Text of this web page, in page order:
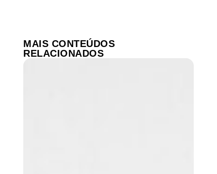
MAIS CONTEÚDOS
RELACIONADOS